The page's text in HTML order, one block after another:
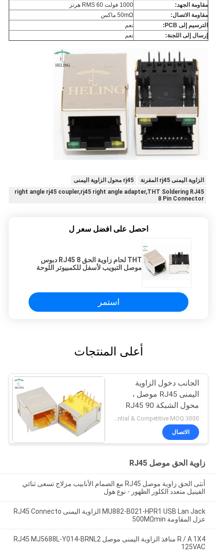
مقاومة الجهد:
1000 فولت RMS 60 هرتز
مقاومة الاتصال:
50mΩ ماكس
الترسيم إلى PCB:
نعم
إرسال إلى اللجنة:
نعم
الزاوية اليمنى rj45 المقرنة
rj45 محول الزاوية اليمنى
right angle rj45 coupler,rj45 right angle adapter,THT Soldering RJ45
8 Pin Connector
احصل على افضل سعر ل
THT لحام زاوية الحق RJ45 8 دبوس
موصل التبويب لأسفل للكمبيوتر اللوحة
استمر
أعلى المنتجات
الجانب دخول الزاوية
اليمنى RJ45 موصل ،
محول الشبكة RJ45 90
درجة
Preferential & Competitive MOQ:3000
الاتصال
زاوية الحق موصل RJ45
أنثى الحق زاوية موصل RJ45 مع الصمام الأنابيب مزلاج تسعى ثنائي
الفينيل متعدد الكلور الظهور - نوع هول
MU882-B021-HPR1 USB Lan Jack الزاوية اليمنى RJ45 Connecto
عزل المقاومة 500MΩmin
R / A 1X4 منافذ الزاوية اليمنى موصل RJ45 MJ5688L-Y014-BRNL2
125VAC